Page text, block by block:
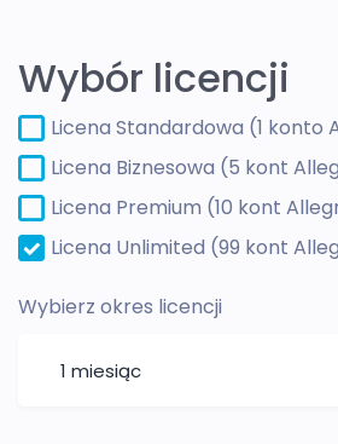
Wybór licencji
Licena Standardowa (1 konto
Licena Biznesowa (5 kont
Licena Premium (10 kont
Licena Unlimited (99 kont
Wybierz okres licencji